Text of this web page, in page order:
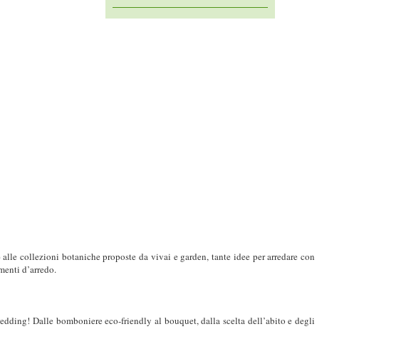
collezioni botaniche proposte da vivai e garden, tante idee per arredare con
d’arredo.
Dalle bomboniere eco-friendly al bouquet, dalla scelta dell’abito e degli